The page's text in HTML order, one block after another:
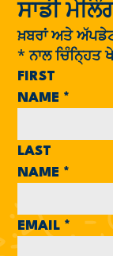
ਸਾਡੀ
ਖ਼ਬਰਾਂ ਅਤੇ
* ਨਾਲ ਚਿੰਨ੍ਹਿਤ
FIRST
NAME *
LAST
NAME *
EMAIL *